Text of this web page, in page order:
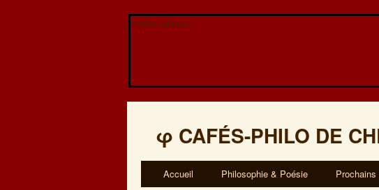
Veuillez patienter...
φ CAFÉS-PHILO DE
Accueil Philosophie & Poésie